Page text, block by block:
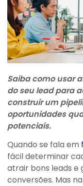
Saiba como usar
do seu lead para
construir um
oportunidades
potenciais.
Quando se fala em
fácil determinar
atrair bons leads e
conversões. Mas